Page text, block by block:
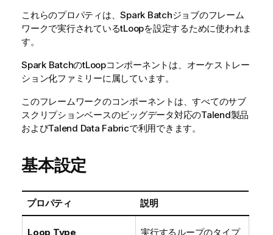
これらのプロパティは、Spark Batchジョブのフレーム
ワークで実行されているtLoopを設定するために使われま
す。
Spark BatchのtLoopコンポーネントは、 オーケストレー
ション化ファミリーに属しています。
このフレームワークのコンポーネントは、すべてのサブ
スクリプションベースのビッグデータ対応のTalend製品
およびTalend Data Fabricで利用できます。
基本設定
プロパティ 説明
Loop Type
実行するループのタイプ